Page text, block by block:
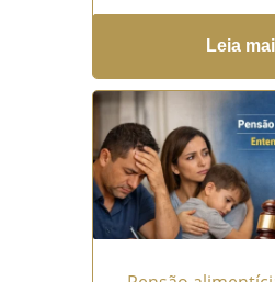
angústias para
desse valor para
e uma arma
Leia mais →
Leia